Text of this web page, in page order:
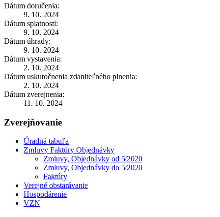
Dátum doručenia:
9. 10. 2024
Dátum splatnosti:
9. 10. 2024
Dátum úhrady:
9. 10. 2024
Dátum vystavenia:
2. 10. 2024
Dátum uskutočnenia zdaniteľného plnenia:
2. 10. 2024
Dátum zverejnenia:
11. 10. 2024
Zverejňovanie
Úradná tabuľa
Zmluvy Faktúry Objednávky
Zmluvy, Objednávky od 5⁄2020
Zmluvy, Objednávky do 5⁄2020
Faktúry
Verejné obstarávanie
Hospodárenie
VZN